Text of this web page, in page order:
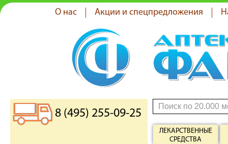
О нас Акции и спецпредложения
8 (495) 255-09-25
ЛЕКАРСТВЕННЫЕ
СРЕДСТВА